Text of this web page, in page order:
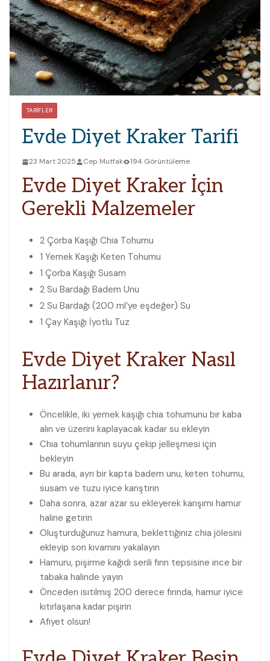
TARIFLER
Evde Diyet Kraker Tarifi
23 Mart 2025 Cep Mutfak 194 Görüntüleme
Evde Diyet Kraker İçin
Gerekli Malzemeler
2 Çorba Kaşığı Chia Tohumu
1 Yemek Kaşığı Keten Tohumu
1 Çorba Kaşığı Susam
2 Su Bardağı Badem Unu
2 Su Bardağı (200 ml’ye eşdeğer) Su
1 Çay Kaşığı İyotlu Tuz
Evde Diyet Kraker Nasıl
Hazırlanır?
Öncelikle, iki yemek kaşığı chia tohumunu bir kaba
alın ve üzerini kaplayacak kadar su ekleyin
Chia tohumlarının suyu çekip jelleşmesi için
bekleyin
Bu arada, ayrı bir kapta badem unu, keten tohumu,
susam ve tuzu iyice karıştırın
Daha sonra, azar azar su ekleyerek karışımı hamur
haline getirin
Oluşturduğunuz hamura, beklettiğiniz chia jölesini
ekleyip son kıvamını yakalayın
Hamuru, pişirme kağıdı serili fırın tepsisine ince bir
tabaka halinde yayın
Önceden ısıtılmış 200 derece fırında, hamur iyice
kıtırlaşana kadar pişirin
Afiyet olsun!